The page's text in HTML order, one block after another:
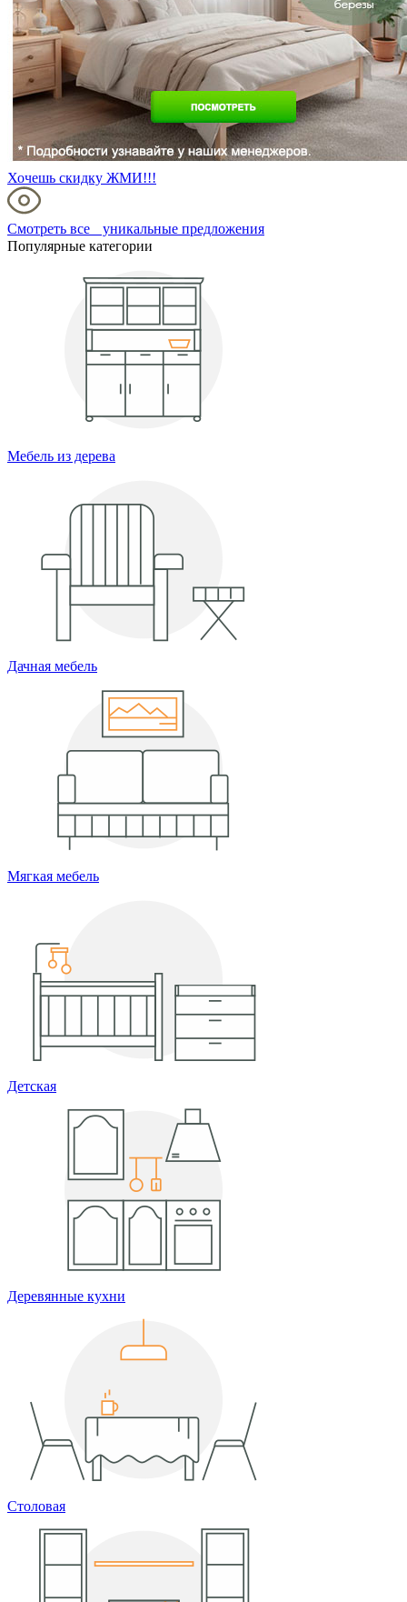
Хочешь скидку ЖМИ!!!
Смотреть все уникальные предложения
Популярные категории
Мебель из дерева
Дачная мебель
Мягкая мебель
Детская
Деревянные кухни
Столовая